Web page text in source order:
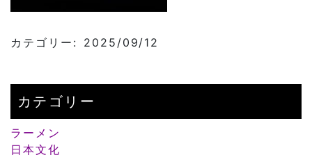
カテゴリー: 2025/09/12
カテゴリー
ラーメン
日本文化